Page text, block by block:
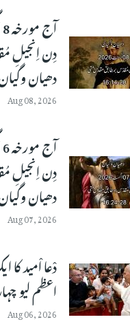
دِن اِنجیلِ
دھیان
Aug 08, 2026
دِن اِنجیلِ
دھیان
Aug 07, 2026
دْعا اْمید
اعظم لیو
Aug 06, 2026